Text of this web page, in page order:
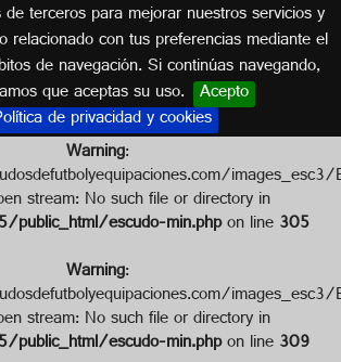
terceros para mejorar nuestros servicios y
relacionado con tus preferencias mediante el
de navegación. Si continúas navegando,
que aceptas su uso. Acepto
de privacidad y cookies
A.D.C. MOECHE
GALICIA
Warning:
stream: No such file or directory in
public_html/escudo-min.phpon line305
Warning:
stream: No such file or directory in
public_html/escudo-min.phpon line309